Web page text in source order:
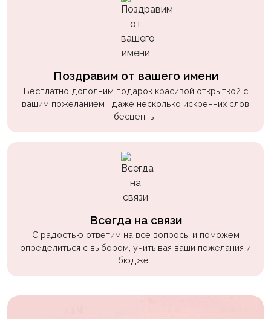
Поздравим от вашего имени
Бесплатно дополним подарок красивой открыткой с
вашим пожеланием : даже несколько искренних слов
бесценны.
Всегда на связи
С радостью ответим на все вопросы и поможем
определиться с выбором, учитывая ваши пожелания и
бюджет